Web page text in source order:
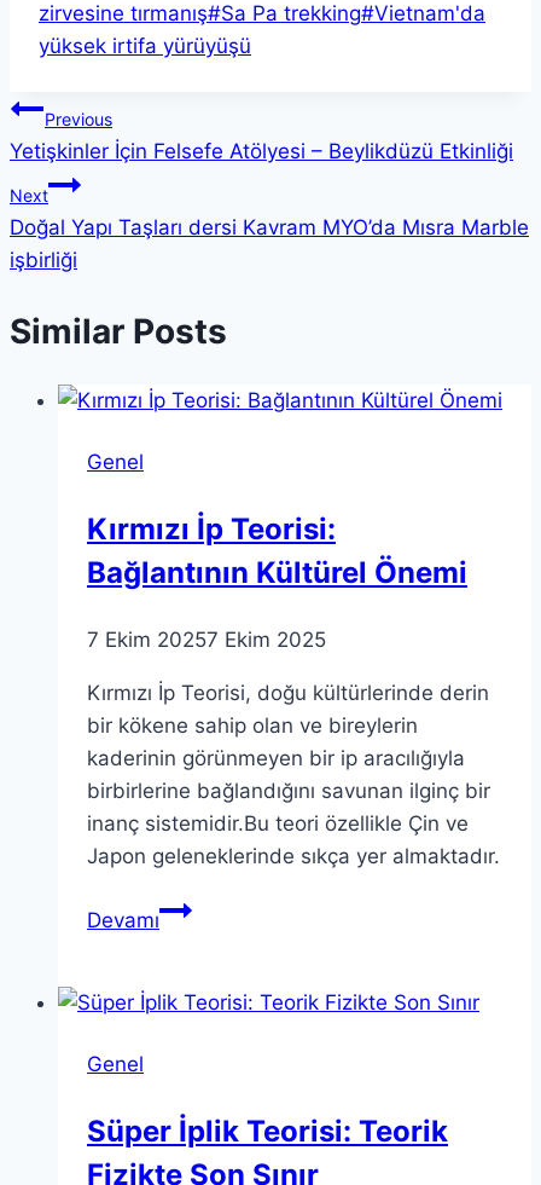
zirvesine tırmanış#Sa Pa trekking#Vietnam'da
yüksek irtifa yürüyüşü
Yazı
gezinmesi
Previous
Yetişkinler İçin Felsefe Atölyesi – Beylikdüzü Etkinliği
Next
Doğal Yapı Taşları dersi Kavram MYO’da Mısra Marble
işbirliği
Similar Posts
Genel
Kırmızı İp Teorisi:
Bağlantının Kültürel Önemi
7 Ekim 20257 Ekim 2025
Kırmızı İp Teorisi, doğu kültürlerinde derin
bir kökene sahip olan ve bireylerin
kaderinin görünmeyen bir ip aracılığıyla
birbirlerine bağlandığını savunan ilginç bir
inanç sistemidir.Bu teori özellikle Çin ve
Japon geleneklerinde sıkça yer almaktadır.
DevamıKırmızı
Bağlantının
Genel
Süper İplik Teorisi: Teorik
Fizikte Son Sınır